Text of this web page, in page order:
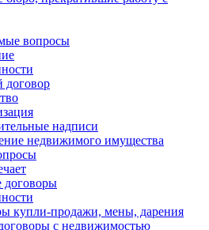
вопросы
договор
надписи
недвижимого имущества
договоры
купли-продажи, мены, дарения
с недвижимостью